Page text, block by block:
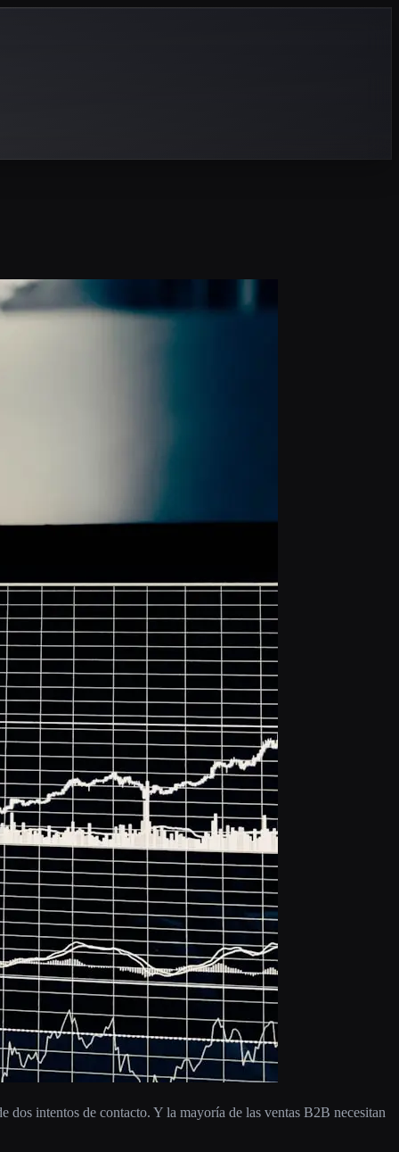
dos intentos de contacto. Y la mayoría de las ventas B2B necesitan